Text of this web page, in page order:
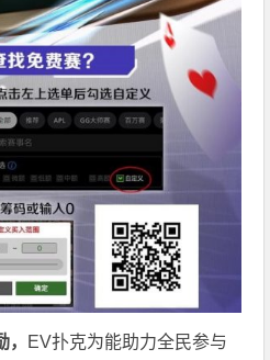
EV扑克为能助力全民参与